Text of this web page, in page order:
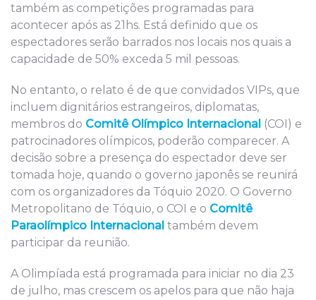
também as competições programadas para
acontecer após as 21hs. Está definido que os
espectadores serão barrados nos locais nos quais a
capacidade de 50% exceda 5 mil pessoas.
No entanto, o relato é de que convidados VIPs, que
incluem dignitários estrangeiros, diplomatas,
membros do Comitê Olímpico Internacional (COI) e
patrocinadores olímpicos, poderão comparecer. A
decisão sobre a presença do espectador deve ser
tomada hoje, quando o governo japonês se reunirá
com os organizadores da Tóquio 2020. O Governo
Metropolitano de Tóquio, o COI e o Comitê
Paraolímpico Internacional também devem
participar da reunião.
A Olimpíada está programada para iniciar no dia 23
de julho, mas crescem os apelos para que não haja